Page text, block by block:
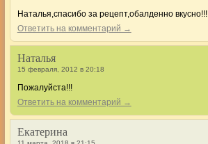
Наталья,спасибо за рецепт,обалденно вкусно!!!
Ответить на комментарий →
Наталья
15 февраля, 2012 в 20:18
Пожалуйста!!!
Ответить на комментарий →
Екатерина